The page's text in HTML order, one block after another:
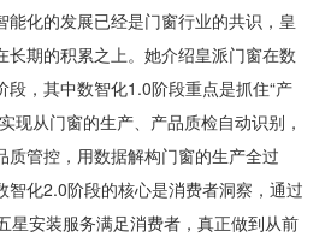
能化的发展已经是门窗行业的共识，皇
长期的积累之上。她介绍皇派门窗在数
段，其中数智化1.0阶段重点是抓住“产
现从门窗的生产、产品质检自动识别，
质管控，用数据解构门窗的生产全过
智化2.0阶段的核心是消费者洞察，通过
星安装服务满足消费者，真正做到从前